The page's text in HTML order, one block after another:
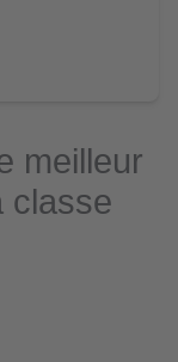
meilleur
classe